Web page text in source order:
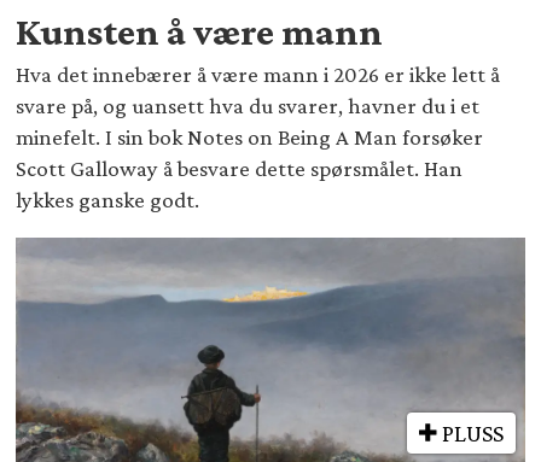
Kunsten å være mann
Hva det innebærer å være mann i 2026 er ikke lett å
svare på, og uansett hva du svarer, havner du i et
minefelt. I sin bok Notes on Being A Man forsøker
Scott Galloway å besvare dette spørsmålet. Han
lykkes ganske godt.
PLUSS